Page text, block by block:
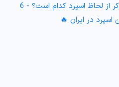
🏆 بهترین بروکر از لحاظ اسپرد کدام است؟ - 6
اسپرد در ایران 🔥